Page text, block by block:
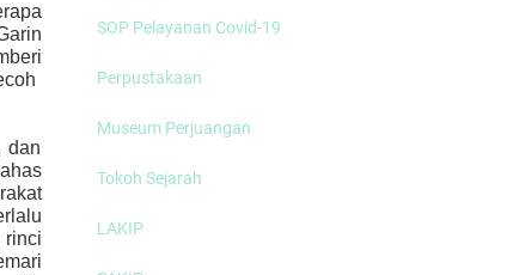
dan
rinci
SOP Pelayanan Covid-19
Perpustakaan
Museum Perjuangan
Tokoh Sejarah
LAKIP